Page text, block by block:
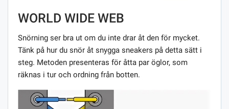
WORLD WIDE WEB
Snörning ser bra ut om du inte drar åt den för mycket.
Tänk på hur du snör åt snygga sneakers på detta sätt i
steg. Metoden presenteras för åtta par öglor, som
räknas i tur och ordning från botten.